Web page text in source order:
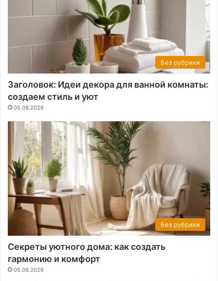
Без рубрики
Заголовок: Идеи декора для ванной комнаты:
создаем стиль и уют
05.08.2026
Без рубрики
Секреты уютного дома: как создать
гармонию и комфорт
05.08.2026